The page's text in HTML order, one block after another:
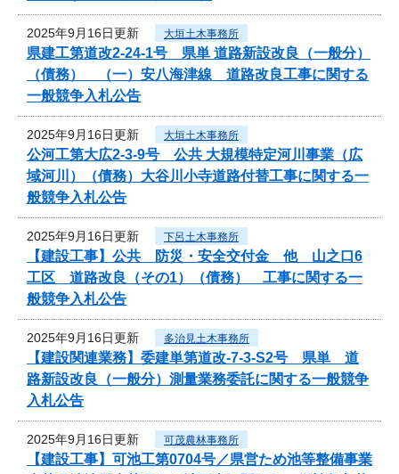
2025年9月16日更新 大垣土木事務所
県建工第道改2-24-1号 県単 道路新設改良（一般分）
（債務） （一）安八海津線 道路改良工事に関する
一般競争入札公告
2025年9月16日更新 大垣土木事務所
公河工第大広2-3-9号 公共 大規模特定河川事業（広
域河川）（債務）大谷川小寺道路付替工事に関する一
般競争入札公告
2025年9月16日更新 下呂土木事務所
【建設工事】公共 防災・安全交付金 他 山之口6
工区 道路改良（その1）（債務） 工事に関する一
般競争入札公告
2025年9月16日更新 多治見土木事務所
【建設関連業務】委建単第道改-7-3-S2号 県単 道
路新設改良（一般分）測量業務委託に関する一般競争
入札公告
2025年9月16日更新 可茂農林事務所
【建設工事】可池工第0704号／県営ため池等整備事業